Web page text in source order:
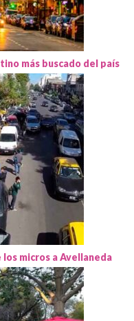
más buscado del país
micros a Avellaneda